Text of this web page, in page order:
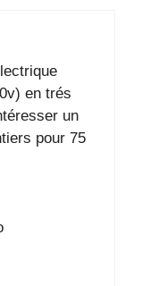
en trés
un
pour 75